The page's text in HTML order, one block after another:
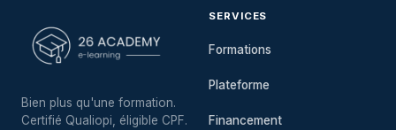
Bien plus qu'une formation.
Certifié Qualiopi, éligible CPF.
SERVICES
Formations
Plateforme
Financement